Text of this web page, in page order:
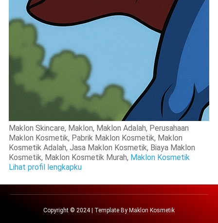
Maklon Skincare, Maklon, Maklon Adalah, Perusahaan
Maklon Kosmetik, Pabrik Maklon Kosmetik, Maklon
Kosmetik Adalah, Jasa Maklon Kosmetik, Biaya Maklon
Kosmetik, Maklon Kosmetik Murah, Maklon Kosmetik
Lihat profil lengkapku
Copyright © 2024 | Template By Maklon Kosmetik